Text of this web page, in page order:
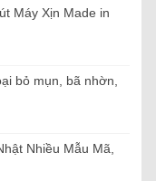
Máy Xịn Made in
bỏ mụn, bã nhờn,
Nhiều Mẫu Mã,